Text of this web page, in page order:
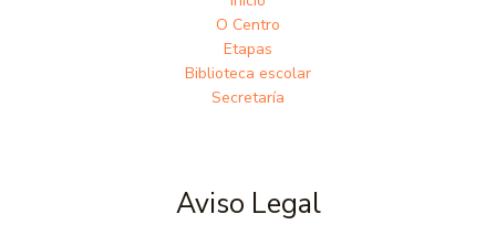
O Centro
Etapas
Biblioteca escolar
Secretaría
Aviso Legal